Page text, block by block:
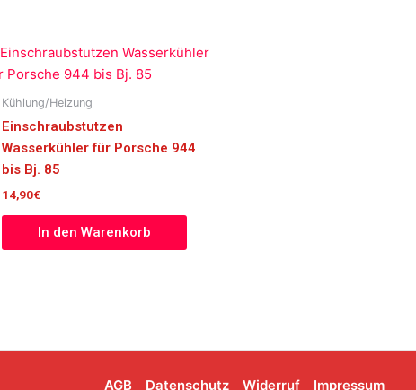
Kühlung/Heizung
Einschraubstutzen
Wasserkühler für Porsche 944
bis Bj. 85
14,90€
In den Warenkorb
AGB Datenschutz Widerruf Impressum